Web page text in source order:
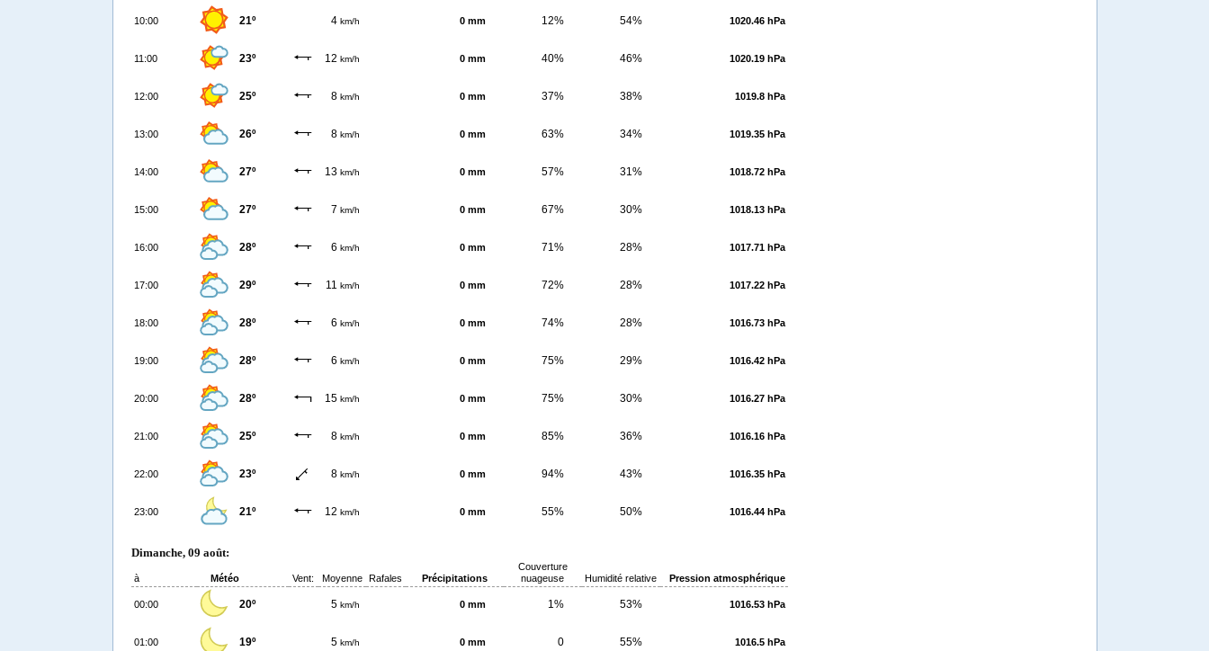
10:00 21º 4 km/h 0 mm 12% 54% 1020.46 hPa
11:00 23º 12 km/h 0 mm 40% 46% 1020.19 hPa
12:00 25º 8 km/h 0 mm 37% 38% 1019.8 hPa
13:00 26º 8 km/h 0 mm 63% 34% 1019.35 hPa
14:00 27º 13 km/h 0 mm 57% 31% 1018.72 hPa
15:00 27º 7 km/h 0 mm 67% 30% 1018.13 hPa
16:00 28º 6 km/h 0 mm 71% 28% 1017.71 hPa
17:00 29º 11 km/h 0 mm 72% 28% 1017.22 hPa
18:00 28º 6 km/h 0 mm 74% 28% 1016.73 hPa
19:00 28º 6 km/h 0 mm 75% 29% 1016.42 hPa
20:00 28º 15 km/h 0 mm 75% 30% 1016.27 hPa
21:00 25º 8 km/h 0 mm 85% 36% 1016.16 hPa
22:00 23º 8 km/h 0 mm 94% 43% 1016.35 hPa
23:00 21º 12 km/h 0 mm 55% 50% 1016.44 hPa
Dimanche, 09 août:
à Météo Vent: Moyenne Rafales Précipitations
Couverture
nuageuse
Humidité relative Pression atmosphérique
00:00 20º 5 km/h 0 mm 1% 53% 1016.53 hPa
01:00 19º 5 km/h 0 mm 0 55% 1016.5 hPa